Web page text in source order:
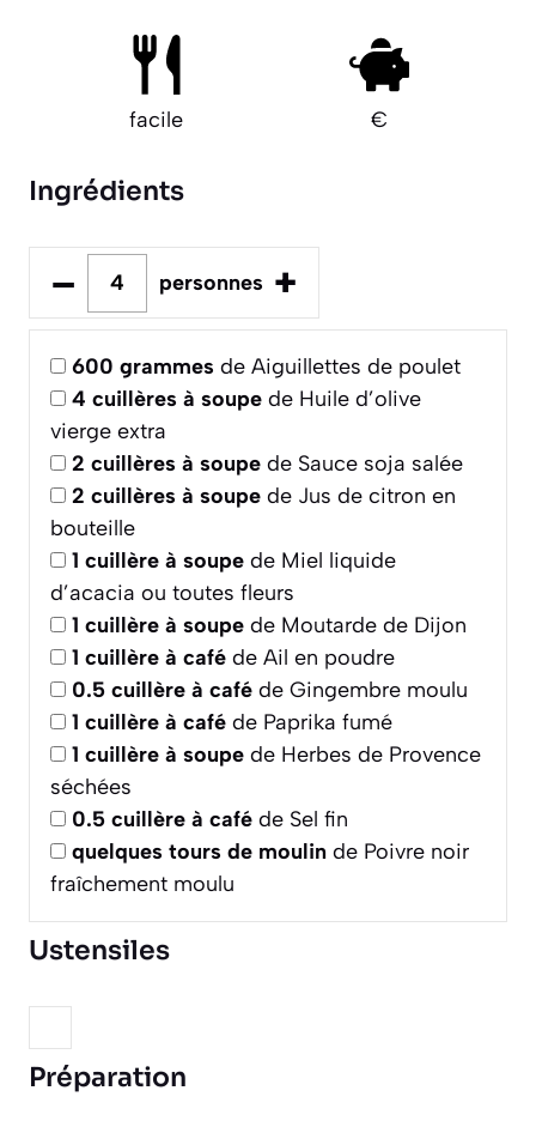
facile €
Ingrédients
– personnes +
600 grammes de Aiguillettes de poulet
4 cuillères à soupe de Huile d’olive
vierge extra
2 cuillères à soupe de Sauce soja salée
2 cuillères à soupe de Jus de citron en
bouteille
1 cuillère à soupe de Miel liquide
d’acacia ou toutes fleurs
1 cuillère à soupe de Moutarde de Dijon
1 cuillère à café de Ail en poudre
0.5 cuillère à café de Gingembre moulu
1 cuillère à café de Paprika fumé
1 cuillère à soupe de Herbes de Provence
séchées
0.5 cuillère à café de Sel fin
quelques tours de moulin de Poivre noir
fraîchement moulu
Ustensiles
Préparation